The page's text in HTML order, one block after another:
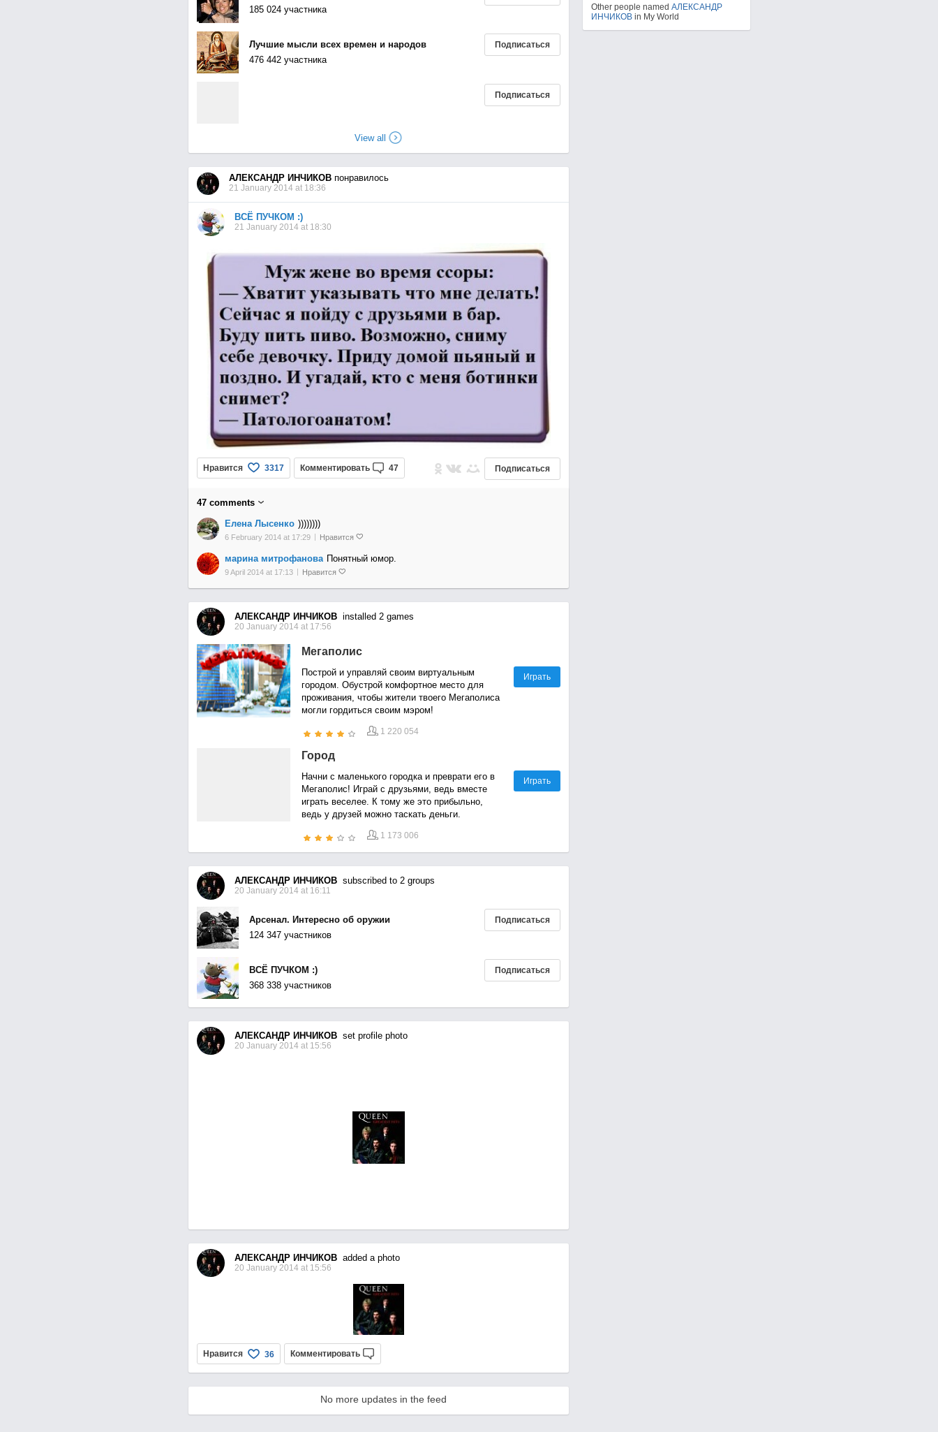
185 024 участника
Лучшие мысли всех времен и народов
476 442 участника
Подписаться
Подписаться
View all
АЛЕКСАНДР ИНЧИКОВпонравилось
21 January 2014 at 18:36
ВСЁ ПУЧКОМ :)
21 January 2014 at 18:30
Подписаться
Нравится 3317 Комментировать 47
47comments
Елена Лысенко ))))))))
6 February 2014 at 17:29 Нравится
марина митрофанова Понятный юмор.
9 April 2014 at 17:13 Нравится
АЛЕКСАНДР ИНЧИКОВinstalled 2 games
20 January 2014 at 17:56
Мегаполис
Построй и управляй своим виртуальным
городом. Обустрой комфортное место для
проживания, чтобы жители твоего Мегаполиса
могли гордиться своим мэром!
1 220 054
Играть
Город
Начни с маленького городка и преврати его в
Мегаполис! Играй с друзьями, ведь вместе
играть веселее. К тому же это прибыльно,
ведь у друзей можно таскать деньги.
1 173 006
Играть
АЛЕКСАНДР ИНЧИКОВsubscribed to 2 groups
20 January 2014 at 16:11
Арсенал. Интересно об оружии
124 347 участников
Подписаться
ВСЁ ПУЧКОМ :)
368 338 участников
Подписаться
АЛЕКСАНДР ИНЧИКОВset profile photo
20 January 2014 at 15:56
АЛЕКСАНДР ИНЧИКОВadded a photo
20 January 2014 at 15:56
Нравится 36 Комментировать
No more updates in the feed
Other people named АЛЕКСАНДР
ИНЧИКОВin My World